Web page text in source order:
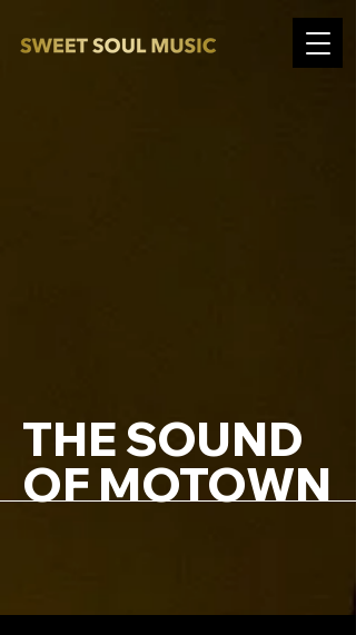
THE SOUND
OF MOTOWN